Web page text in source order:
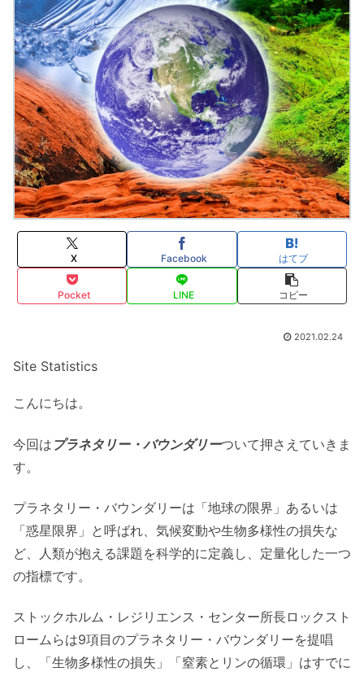
X Facebook はてブ
Pocket LINE コピー
2021.02.24
Site Statistics
こんにちは。
今回は プラネタリー・バウンダリーついて押さえていきま
す。
プラネタリー・バウンダリーは「地球の限界」あるいは
「惑星限界」と呼ばれ、気候変動や生物多様性の損失な
ど、人類が抱える課題を科学的に定義し、定量化した一つ
の指標です。
ストックホルム・レジリエンス・センター所長ロックスト
ロームらは9項目のプラネタリー・バウンダリーを提唱
し、「生物多様性の損失」「窒素とリンの循環」はすでに